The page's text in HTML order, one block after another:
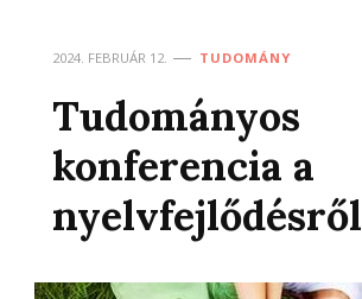
2024. FEBRUÁR 12. TUDOMÁNY
Tudományos
konferencia a
nyelvfejlődésről